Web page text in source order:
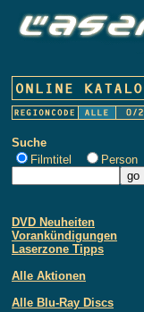
Suche
Filmtitel
Person
DVD Neuheiten
Vorankündigungen
Laserzone Tipps
Alle Aktionen
Alle Blu-Ray Discs